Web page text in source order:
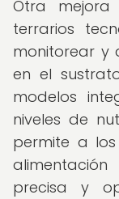
Otra mejora
terrarios
monitorear y
en el
modelos
niveles de
permite a
precisa y